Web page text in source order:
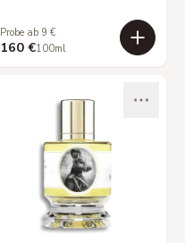
Probe ab 9 €
160 €100ml